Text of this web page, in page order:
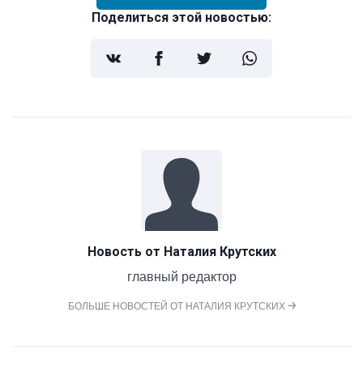
Поделиться этой новостью:
Новость от Наталия Крутских
главный редактор
БОЛЬШЕ НОВОСТЕЙ ОТ НАТАЛИЯ КРУТСКИХ